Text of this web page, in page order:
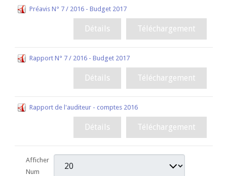
Préavis N° 7 / 2016 - Budget 2017
Téléchargement
Détails
Rapport N° 7 / 2016 - Budget 2017
Téléchargement
Détails
Rapport de l'auditeur - comptes 2016
Téléchargement
Détails
Afficher
Num